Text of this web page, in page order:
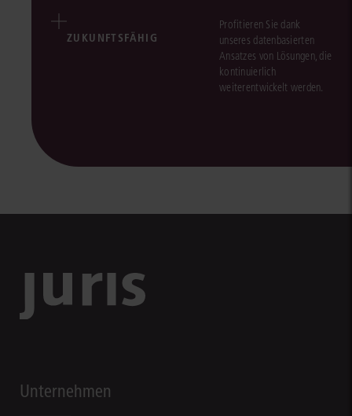
ZUKUNFTSFÄHIG
Profitieren Sie dank
unseres datenbasierten
Ansatzes von Lösungen, die
kontinuierlich
weiterentwickelt werden.
Unternehmen